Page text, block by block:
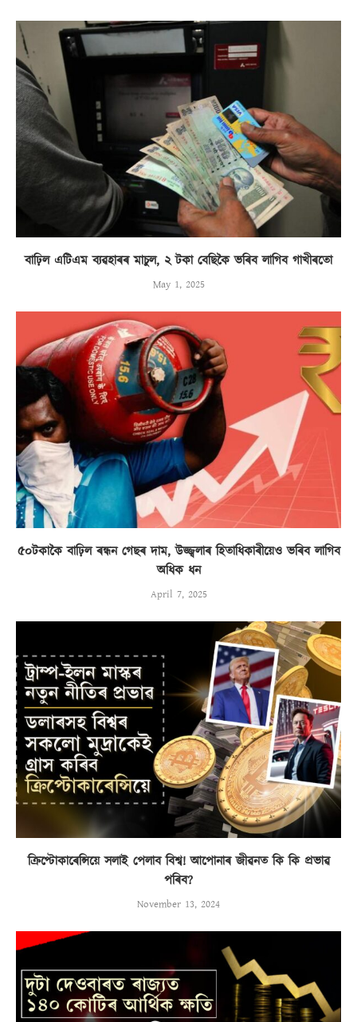
বাঢ়িল এটিএম ব্যৱহাৰৰ মাচুল, ২ টকা বেছিকৈ ভৰিব লাগিব গাখীৰতো
May 1, 2025
৫০টকাকৈ বাঢ়িল ৰন্ধন গেছৰ দাম, উজ্জ্বলাৰ হিতাধিকাৰীয়েও ভৰিব লাগিব
অধিক ধন
April 7, 2025
ক্ৰিপ্টোকাৰেন্সিয়ে সলাই পেলাব বিশ্ব! আপোনাৰ জীৱনত কি কি প্ৰভাৱ
পৰিব?
November 13, 2024